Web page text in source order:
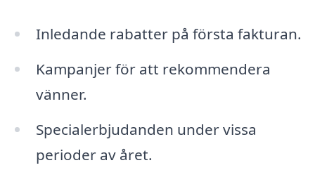
Inledande rabatter på första fakturan.
Kampanjer för att rekommendera
vänner.
Specialerbjudanden under vissa
perioder av året.